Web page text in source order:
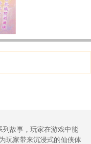
故事，玩家在游戏中能
玩家带来沉浸式的仙侠体